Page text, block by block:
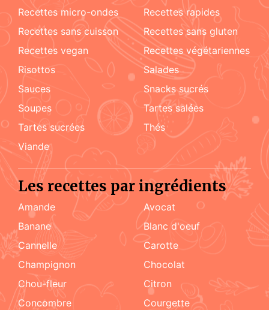
recettes micro-ondes
recettes rapides
recettes sans cuisson
recettes sans gluten
recettes vegan
recettes végétariennes
risottos
salades
sauces
snacks sucrés
soupes
tartes salées
tartes sucrées
Thés
viande
Les recettes par ingrédients
amande
Avocat
Banane
blanc d'oeuf
cannelle
carotte
champignon
chocolat
chou-fleur
citron
concombre
courgette